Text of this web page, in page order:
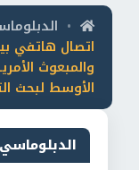
•
اتصال هاتفي
والمبعوث
الأوسط لبحث
الدبلوماسي